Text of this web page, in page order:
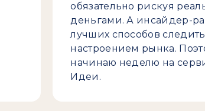
обязательно рискуя
деньгами. А инсайдер-
лучших способов следить
настроением рынка.
начинаю неделю на
Идеи.